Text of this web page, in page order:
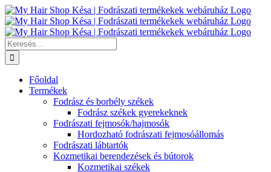
Kihagyás
Keresés...
Főoldal
Termékek
Fodrász és borbély székek
Fodrász székek gyerekeknek
Fodrászati fejmosók/hajmosók
Hordozható fodrászati fejmosóállomás
Fodrászati lábtartók
Kozmetikai berendezések és bútorok
Kozmetikai székek